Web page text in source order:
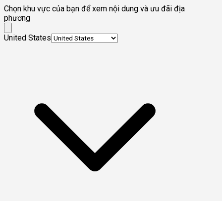
Chọn khu vực của bạn để xem nội dung và ưu đãi địa
phương
United States